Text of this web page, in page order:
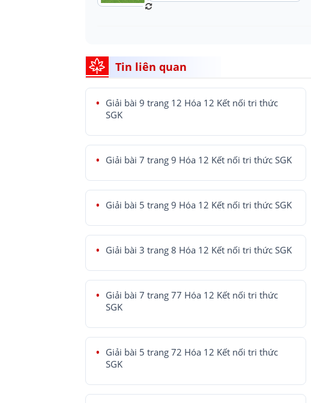
Tin liên quan
Giải bài 9 trang 12 Hóa 12 Kết nối tri thức
SGK
Giải bài 7 trang 9 Hóa 12 Kết nối tri thức SGK
Giải bài 5 trang 9 Hóa 12 Kết nối tri thức SGK
Giải bài 3 trang 8 Hóa 12 Kết nối tri thức SGK
Giải bài 7 trang 77 Hóa 12 Kết nối tri thức
SGK
Giải bài 5 trang 72 Hóa 12 Kết nối tri thức
SGK